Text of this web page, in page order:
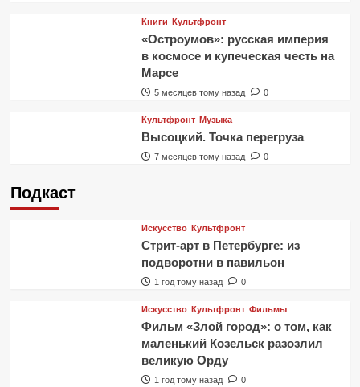
Книги Культфронт
«Остроумов»: русская империя
в космосе и купеческая честь на
Марсе
5 месяцев тому назад 0
Культфронт Музыка
Высоцкий. Точка перегруза
7 месяцев тому назад 0
Подкаст
Искусство Культфронт
Стрит-арт в Петербурге: из
подворотни в павильон
1 год тому назад 0
Искусство Культфронт Фильмы
Фильм «Злой город»: о том, как
маленький Козельск разозлил
великую Орду
1 год тому назад 0